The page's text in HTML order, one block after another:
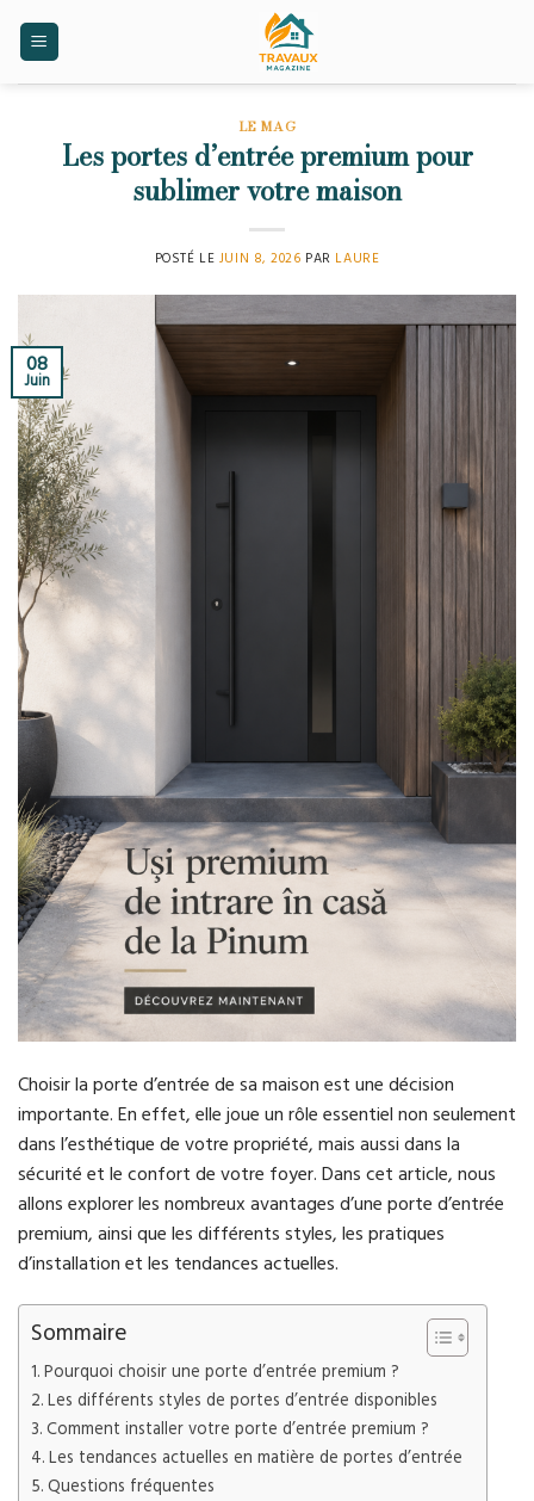
LE MAG
Les portes d’entrée premium pour
sublimer votre maison
POSTÉ LE JUIN 8, 2026 PAR LAURE
08
Juin
Choisir la porte d’entrée de sa maison est une décision
importante. En effet, elle joue un rôle essentiel non seulement
dans l’esthétique de votre propriété, mais aussi dans la
sécurité et le confort de votre foyer. Dans cet article, nous
allons explorer les nombreux avantages d’une porte d’entrée
premium, ainsi que les différents styles, les pratiques
d’installation et les tendances actuelles.
Sommaire
Pourquoi choisir une porte d’entrée premium ?
Les différents styles de portes d’entrée disponibles
Comment installer votre porte d’entrée premium ?
Les tendances actuelles en matière de portes d’entrée
Questions fréquentes